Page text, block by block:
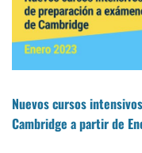
B1
Y
B2
CAMBRIDGE
2023
Nuevos cursos
Cambridge a partir de